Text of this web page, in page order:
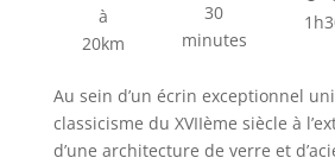
à
20km
30
minutes
Au sein d’un écrin exceptionnel
classicisme du XVIIème siècle à
d’une architecture de verre et